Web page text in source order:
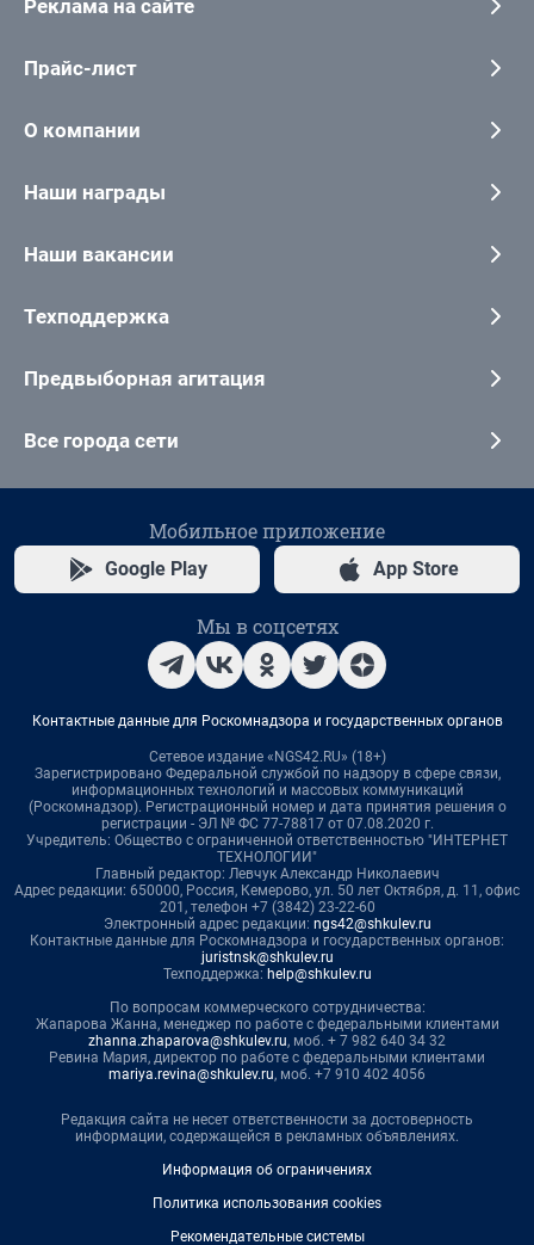
Реклама на сайте
Прайс-лист
О компании
Наши награды
Наши вакансии
Техподдержка
Предвыборная агитация
Все города сети
Мобильное приложение
Google Play App Store
Мы в соцсетях
Контактные данные для Роскомнадзора и государственных органов
Сетевое издание «NGS42.RU» (18+)
Зарегистрировано Федеральной службой по надзору в сфере связи,
информационных технологий и массовых коммуникаций
(Роскомнадзор). Регистрационный номер и дата принятия решения о
регистрации - ЭЛ № ФС 77-78817 от 07.08.2020 г.
Учредитель: Общество с ограниченной ответственностью "ИНТЕРНЕТ
ТЕХНОЛОГИИ"
Главный редактор: Левчук Александр Николаевич
Адрес редакции: 650000, Россия, Кемерово, ул. 50 лет Октября, д. 11, офис
201, телефон +7 (3842) 23-22-60
Электронный адрес редакции: ngs42@shkulev.ru
Контактные данные для Роскомнадзора и государственных органов:
juristnsk@shkulev.ru
Техподдержка: help@shkulev.ru
По вопросам коммерческого сотрудничества:
Жапарова Жанна, менеджер по работе с федеральными клиентами
zhanna.zhaparova@shkulev.ru, моб. + 7 982 640 34 32
Ревина Мария, директор по работе с федеральными клиентами
mariya.revina@shkulev.ru, моб. +7 910 402 4056
Редакция сайта не несет ответственности за достоверность
информации, содержащейся в рекламных объявлениях.
Информация об ограничениях
Политика использования cookies
Рекомендательные системы